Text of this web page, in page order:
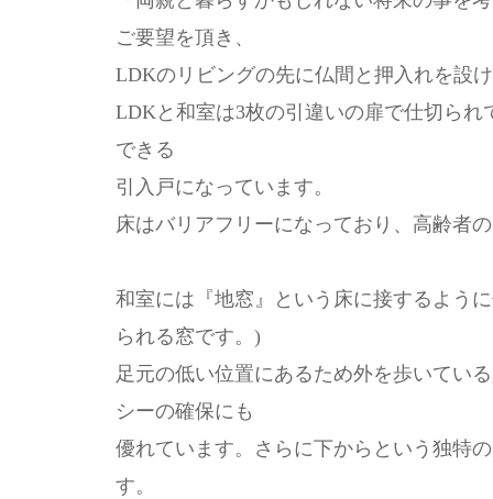
ご要望を頂き、
LDKのリビングの先に仏間と押入れを設
LDKと和室は3枚の引違いの扉で仕切ら
できる
引入戸になっています。
床はバリアフリーになっており、高齢者
和室には『地窓』という床に接するよう
られる窓です。)
足元の低い位置にあるため外を歩いてい
シーの確保にも
優れています。さらに下からという独特
す。